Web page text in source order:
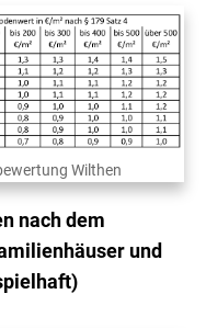
Wilthen
nach dem
und